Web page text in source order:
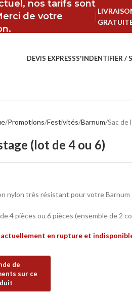
nos tarifs sont
de votre
DEVIS EXPRESSS'INDENTIFIER /
Promotions Festivités Barnum Sac de
(lot de 4 ou 6)
nylon très résistant pour votre Barnum
4 pièces ou 6 pièces (ensemble de 2
en rupture et